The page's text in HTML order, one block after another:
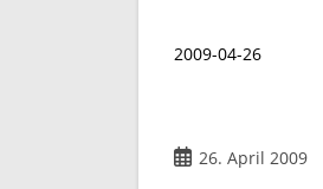
2009-04-26
Beitrag
26. April 2009